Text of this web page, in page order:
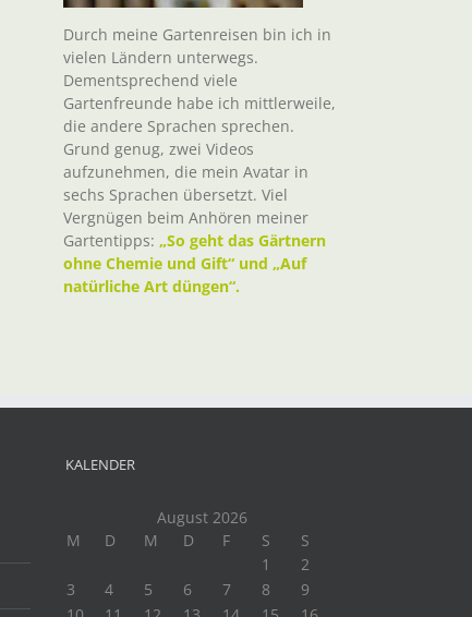
Durch meine Gartenreisen bin ich in
vielen Ländern unterwegs.
Dementsprechend viele
Gartenfreunde habe ich mittlerweile,
die andere Sprachen sprechen.
Grund genug, zwei Videos
aufzunehmen, die mein Avatar in
sechs Sprachen übersetzt. Viel
Vergnügen beim Anhören meiner
Gartentipps: „So geht das Gärtnern
ohne Chemie und Gift“ und „Auf
natürliche Art düngen“.
KALENDER
August 2026
M
D M D F S
S
1
2
3
4 5 6 7 8
9